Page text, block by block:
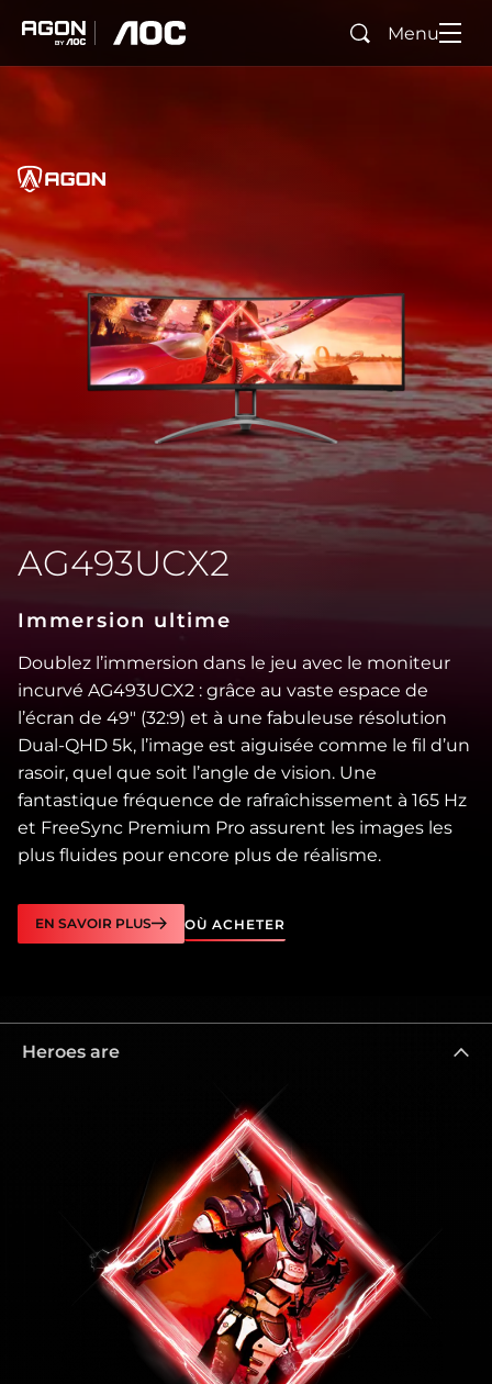
agon aoc
Rechercher
Menu
Accueil
agonTag
AG493UCX2
Immersion ultime
Doublez l’immersion dans le jeu avec le moniteur
incurvé AG493UCX2 : grâce au vaste espace de
l’écran de 49″ (32:9) et à une fabuleuse résolution
Dual-QHD 5k, l’image est aiguisée comme le fil d’un
rasoir, quel que soit l’angle de vision. Une
fantastique fréquence de rafraîchissement à 165 Hz
et FreeSync Premium Pro assurent les images les
plus fluides pour encore plus de réalisme.
EN SAVOIR PLUS OÙ ACHETER
Heroes are